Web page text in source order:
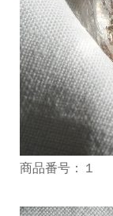
商品番号：１